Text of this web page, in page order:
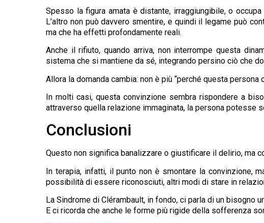
Spesso la figura amata è distante, irraggiungibile, o
L’altro non può davvero smentire, e quindi il legame può
ma che ha effetti profondamente reali.
Anche il rifiuto, quando arriva, non interrompe questa
sistema che si mantiene da sé, integrando persino ciò che
Allora la domanda cambia: non è più “perché questa
In molti casi, questa convinzione sembra rispondere a
attraverso quella relazione immaginata, la persona potesse
Conclusioni
Questo non significa banalizzare o giustificare il delirio, ma
In terapia, infatti, il punto non è smontare la convinzione,
possibilità di essere riconosciuti, altri modi di stare in
La Sindrome di Clérambault, in fondo, ci parla di un bisogno
E ci ricorda che anche le forme più rigide della sofferenza